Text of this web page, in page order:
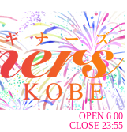
OPEN 6:00
CLOSE 23:55